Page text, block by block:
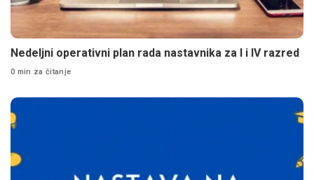
Nedeljni operativni plan rada nastavnika za I i IV razred
0 min za čitanje